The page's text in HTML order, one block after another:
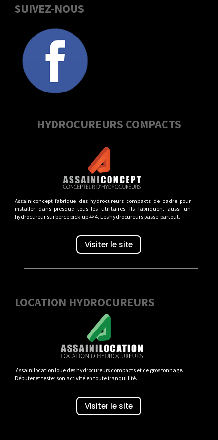
SUIVEZ-NOUS
HYDROCUREURS COMPACTS
Assainiconcept fabrique des hydrocureurs compacts de cadre pour
installer dans presque tous les utilitaires. Ils fabriquent aussi un
hydrocureur sur berce pick-up 4×4. Les hydrocureurs passe-partout.
Visiter le site
LOCATION HYDROCUREURS
Assainilocation loue des hydrocureurs compacts et de gros tonnage.
Débuter et tester son activité en toute tranquillité.
Visiter le site